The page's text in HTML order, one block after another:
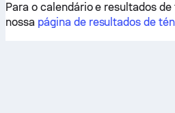
Para o calendário e resultados
nossa página de resultados de